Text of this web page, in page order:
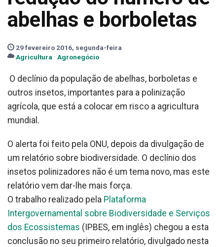
abelhas e borboletas
29 fevereiro 2016, segunda-feira
Agricultura
Agronegócio
O declínio da população de abelhas, borboletas e
outros insetos, importantes para a polinização
agrícola, que está a colocar em risco a agricultura
mundial.
O alerta foi feito pela ONU, depois da divulgação de
um relatório sobre biodiversidade. O declínio dos
insetos polinizadores não é um tema novo, mas este
relatório vem dar-lhe mais força.
O trabalho realizado pela Plataforma
Intergovernamental sobre Biodiversidade e Serviços
dos Ecossistemas (IPBES, em inglês) chegou a esta
conclusão no seu primeiro relatório, divulgado nesta